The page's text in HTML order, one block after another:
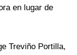
en lugar de
Treviño Portilla,